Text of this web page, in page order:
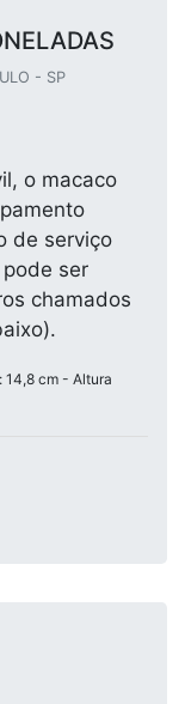
- SP
o macaco
de serviço
ser
chamados
14,8 cm - Altura